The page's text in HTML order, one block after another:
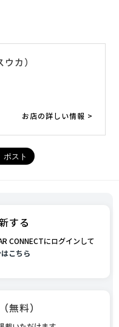
カ）
お店の詳しい情報 >
する
CONNECTにログインして
こちら
無料）